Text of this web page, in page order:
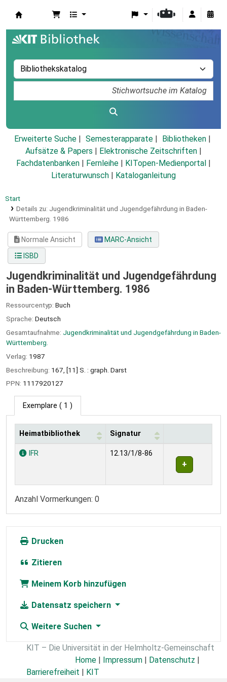
Erweiterte Suche Semesterapparate
Bibliotheken
Aufsätze & Papers
Elektronische Zeitschriften
Fachdatenbanken
Fernleihe KITopen-Medienportal
Literaturwunsch
Kataloganleitung
Start
Details zu: Jugendkriminalität und Jugendgefährdung in Baden-
Württemberg. 1986
Normale Ansicht
MARC-Ansicht
ISBD
Jugendkriminalität und Jugendgefährdung
in Baden-Württemberg. 1986
Ressourcentyp: Buch
Sprache: Deutsch
Gesamtaufnahme: Jugendkriminalität und Jugendgefährdung in Baden-
Württemberg.
Verlag: 1987
Beschreibung: 167, [11] S. : graph. Darst
PPN: 1117920127
Exemplare ( 1 )
Exemplare
Heimatbibliothek Signatur
IFR 12.13/1/8-86
Anzahl Vormerkungen: 0
Drucken
Zitieren
Meinem Korb hinzufügen
Datensatz speichern
Weitere Suchen
KIT – Die Universität in der Helmholtz-Gemeinschaft
Home
Impressum Datenschutz
Barrierefreiheit
KIT